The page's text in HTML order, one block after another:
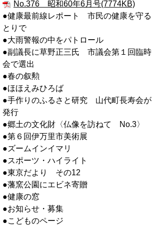
No.376 昭和60年6月号(7774KB)
●健康最前線レポート 市民の健康を守る
とりで
●大雨警報の中をパトロール
●副議長に草野正三氏 市議会第１回臨時
会で選出
●春の叙勲
●ほほえみひろば
●手作りのふるさと研究 山代町長寿会が
発行
●郷土の文化財〈仏像を訪ねて No.3〉
●第６回伊万里市美術展
●ズームインイマリ
●スポーツ・ハイライト
●東京だより その12
●藩窯公園にエビネ寄贈
●健康の窓
●お知らせ・募集
●こどものページ